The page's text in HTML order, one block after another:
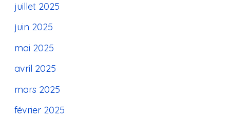
juillet 2025
juin 2025
mai 2025
avril 2025
mars 2025
février 2025